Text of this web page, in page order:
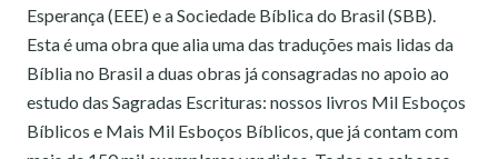
Esperança (EEE) e a Sociedade Bíblica do Brasil (SBB).
Esta é uma obra que alia uma das traduções mais lidas da
Bíblia no Brasil a duas obras já consagradas no apoio ao
estudo das Sagradas Escrituras: nossos livros Mil Esboços
Bíblicos e Mais Mil Esboços Bíblicos, que já contam com